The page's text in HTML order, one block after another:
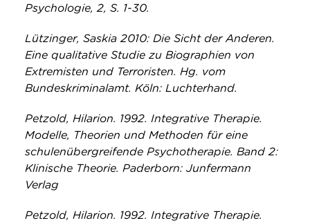
Psychologie, 2, S. 1-30.
Lützinger, Saskia 2010: Die Sicht der Anderen.
Eine qualitative Studie zu Biographien von
Extremisten und Terroristen. Hg. vom
Bundeskriminalamt. Köln: Luchterhand.
Petzold, Hilarion. 1992. Integrative Therapie.
Modelle, Theorien und Methoden für eine
schulenübergreifende Psychotherapie. Band 2:
Klinische Theorie. Paderborn: Junfermann
Verlag
Petzold, Hilarion. 1992. Integrative Therapie.